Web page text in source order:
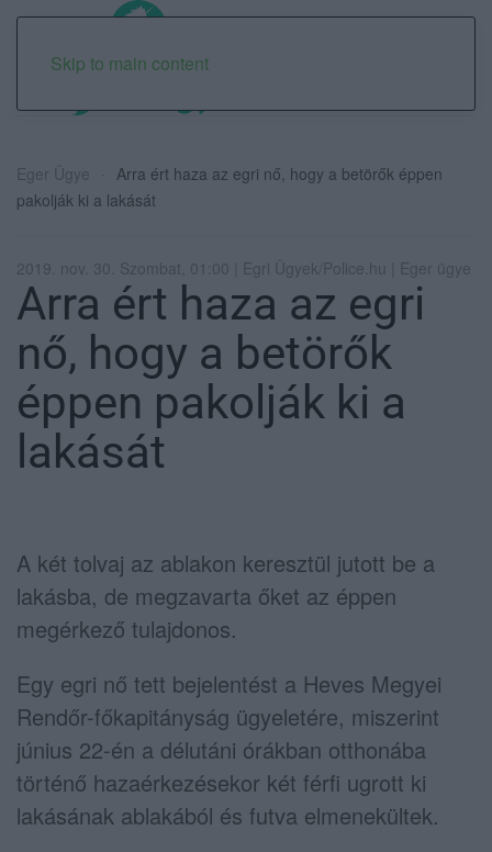
Skip to main content
Eger Ügye
Arra ért haza az egri nő, hogy a betörők éppen
pakolják ki a lakását
2019. nov. 30. Szombat, 01:00 | Egri Ügyek/Police.hu | Eger ügye
Arra ért haza az egri
nő, hogy a betörők
éppen pakolják ki a
lakását
A két tolvaj az ablakon keresztül jutott be a
lakásba, de megzavarta őket az éppen
megérkező tulajdonos.
Egy egri nő tett bejelentést a Heves Megyei
Rendőr-főkapitányság ügyeletére, miszerint
június 22-én a délutáni órákban otthonába
történő hazaérkezésekor két férfi ugrott ki
lakásának ablakából és futva elmenekültek.